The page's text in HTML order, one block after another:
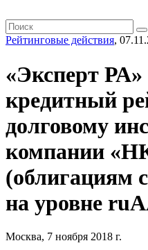
Рейтинговые действия,
«Эксперт РА»
кредитный
долговому
компании
(облигациям
на уровне
Москва, 7 ноября 2018 г.